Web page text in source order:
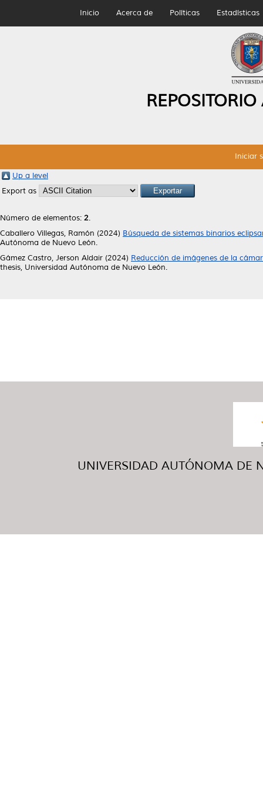
Inicio Acerca de Políticas Estadísticas
Iniciar
Up a level
Export as
Número de elementos: 2.
Caballero Villegas, Ramón (2024) Búsqueda de sistemas binarios
Autónoma de Nuevo León.
Gámez Castro, Jerson Aldair (2024) Reducción de imágenes de la
thesis, Universidad Autónoma de Nuevo León.
UNIVERSIDAD AUTÓNOMA DE